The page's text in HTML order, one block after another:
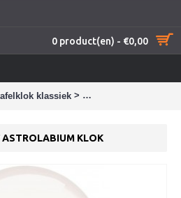
0 product(en) - €0,00
klassiek > Hermle 22836-742987
KLOK